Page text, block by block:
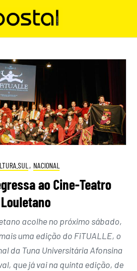
, NACIONAL
ao Cine-Teatro
Louletano
acolhe no próximo sábado,
uma edição do FiTUALLE, o
da Tuna Universitária Afonsina
que já vai na quinta edição, de